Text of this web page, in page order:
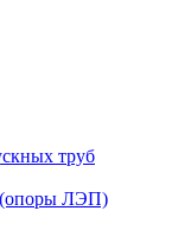
труб
(опоры ЛЭП)